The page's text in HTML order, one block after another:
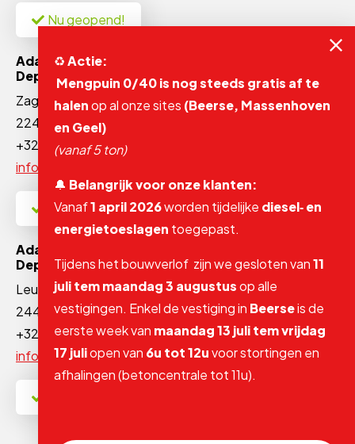
Nu geopend!
Adams Polendam NV
Depot Massenhoven
Zagerijstraat 9
2240 Massenhoven
+32 3 475 94 35
info@adams-massenhoven.be
Nu geopend!
Adams Polendam NV
Depot Geel
Leukaard 1
2440 Geel
+32 14 61 71 83
info@adams-polendam.be
♻️Actie:
Mengpuin 0/40 is nog steeds gratis af te
halenop al onze sites (Beerse, Massenhoven
en Geel)
(vanaf 5 ton)
🔔 Belangrijk voor onze klanten:
Vanaf1 april 2026worden tijdelijke diesel‑ en
energietoeslagen toegepast.
Tijdens het bouwverlof zijn we gesloten van11
juli tem maandag 3 augustusop alle
vestigingen. Enkel de vestiging in Beerseis de
eerste week van maandag 13 juli tem vrijdag
17 juliopen van 6u tot 12uvoor stortingen en
afhalingen (betoncentrale tot 11u).